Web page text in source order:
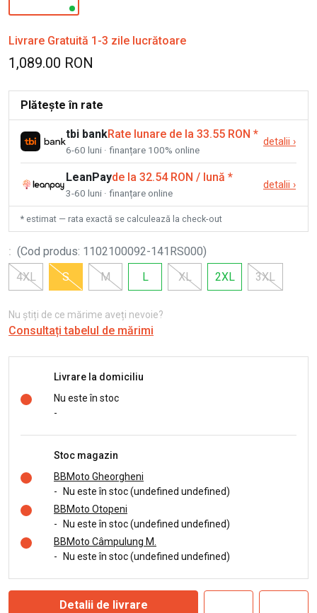
Livrare Gratuită 1-3 zile lucrătoare
1,089.00 RON
Plătește în rate
tbi bankRate lunare de la 33.55 RON *
6-60 luni · finanțare 100% online
detalii ›
LeanPayde la 32.54 RON / lună *
3-60 luni · finanțare online
detalii ›
* estimat — rata exactă se calculează la check-out
: (Cod produs: 1102100092-141RS000)
4XL
S M L XL 2XL 3XL
Nu știți de ce mărime aveți nevoie?
Consultați tabelul de mărimi
Livrare la domiciliu
Nu este în stoc
-
Stoc magazin
BBMoto Gheorgheni
-
Nu este în stoc (undefined undefined)
BBMoto Otopeni
-
Nu este în stoc (undefined undefined)
BBMoto Câmpulung M.
-
Nu este în stoc (undefined undefined)
Detalii de livrare